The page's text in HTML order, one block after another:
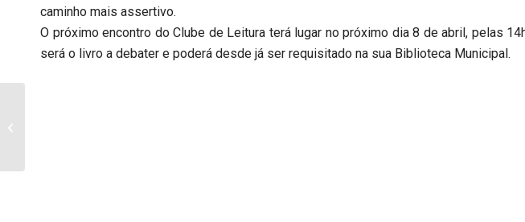
caminho mais assertivo.
O próximo encontro do Clube de Leitura terá lugar no próximo dia 8 de abril, pelas
será o livro a debater e poderá desde já ser requisitado na sua Biblioteca Municipal.